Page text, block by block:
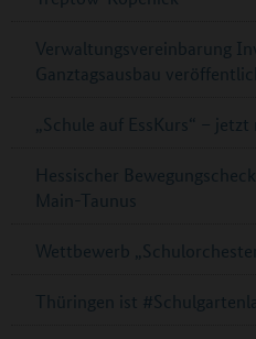
Verwaltungsvereinbarung
Ganztagsausbau
„Schule auf EssKurs“ –
Hessischer
Main-Taunus
Wettbewerb
Thüringen ist